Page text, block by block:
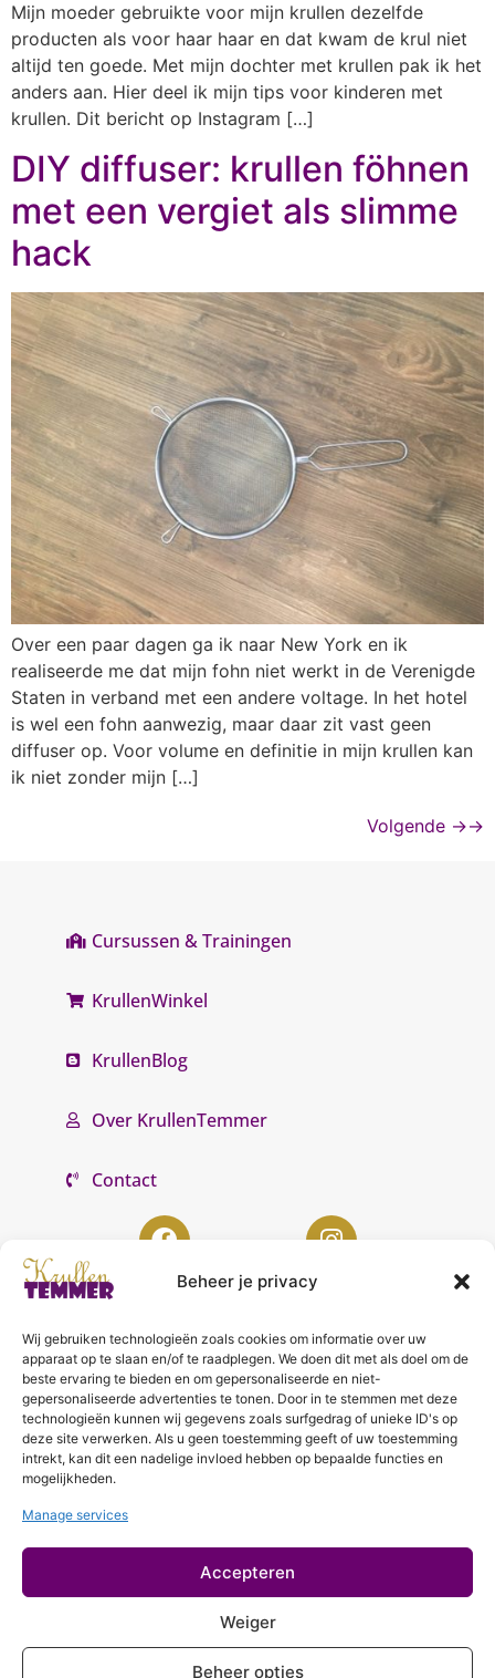
Beheer je privacy
Wij gebruiken technologieën zoals cookies om informatie over uw
apparaat op te slaan en/of te raadplegen. We doen dit met als doel om de
beste ervaring te bieden en om gepersonaliseerde en niet-
gepersonaliseerde advertenties te tonen. Door in te stemmen met deze
technologieën kunnen wij gegevens zoals surfgedrag of unieke ID's op
deze site verwerken. Als u geen toestemming geeft of uw toestemming
intrekt, kan dit een nadelige invloed hebben op bepaalde functies en
mogelijkheden.
Manage services
Accepteren
Weiger
Beheer opties
Mijn moeder gebruikte voor mijn krullen dezelfde
producten als voor haar haar en dat kwam de krul niet
altijd ten goede. Met mijn dochter met krullen pak ik het
anders aan. Hier deel ik mijn tips voor kinderen met
krullen. Dit bericht op Instagram […]
DIY diffuser: krullen föhnen
met een vergiet als slimme
hack
Over een paar dagen ga ik naar New York en ik
realiseerde me dat mijn fohn niet werkt in de Verenigde
Staten in verband met een andere voltage. In het hotel
is wel een fohn aanwezig, maar daar zit vast geen
diffuser op. Voor volume en definitie in mijn krullen kan
ik niet zonder mijn […]
Volgende →
Cursussen & Trainingen
KrullenWinkel
KrullenBlog
Over KrullenTemmer
Contact
KrullenTemmer Lelystad
Punter 10 02
8242 DC Lelystad
0643996868
Maandag 9.30 - 13.30 (Trainingen)
Dinsdag 9.00 - 18.00 (De KrullenHemel)
Woensdag 9.00 - 18.00 (Curly Diva)